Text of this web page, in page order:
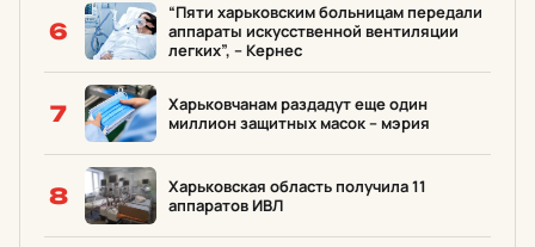
6
“Пяти харьковским больницам передали
аппараты искусственной вентиляции
легких”, – Кернес
7
Харьковчанам раздадут еще один
миллион защитных масок – мэрия
8
Харьковская область получила 11
аппаратов ИВЛ